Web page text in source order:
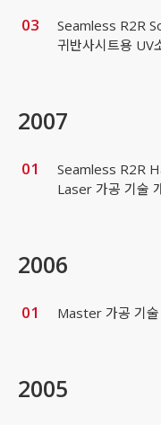
03
Seamless R2R
귀반사시트용 UV
2007
01
Seamless R2R
Laser 가공 기술
2006
01 Master 가공 기
2005